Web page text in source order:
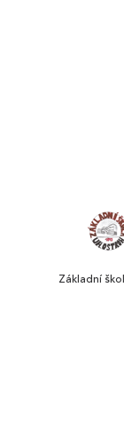
Základní